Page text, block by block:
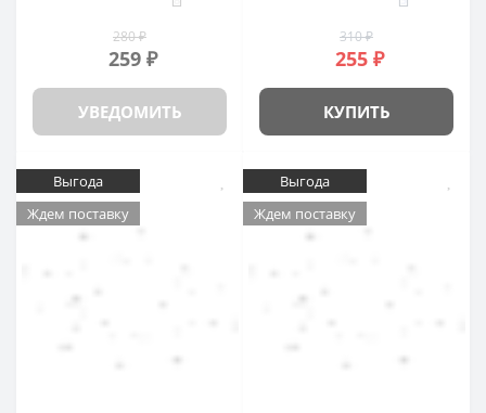
280 ₽
259 ₽
УВЕДОМИТЬ
310 ₽
255 ₽
КУПИТЬ
Выгода
Ждем поставку
Выгода
Ждем поставку